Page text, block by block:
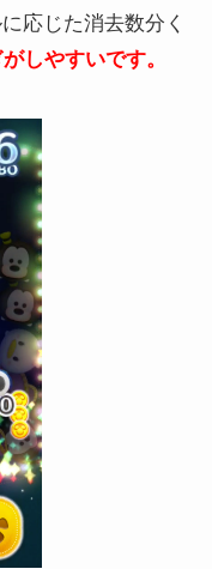
応じた消去数分く
しやすいです。